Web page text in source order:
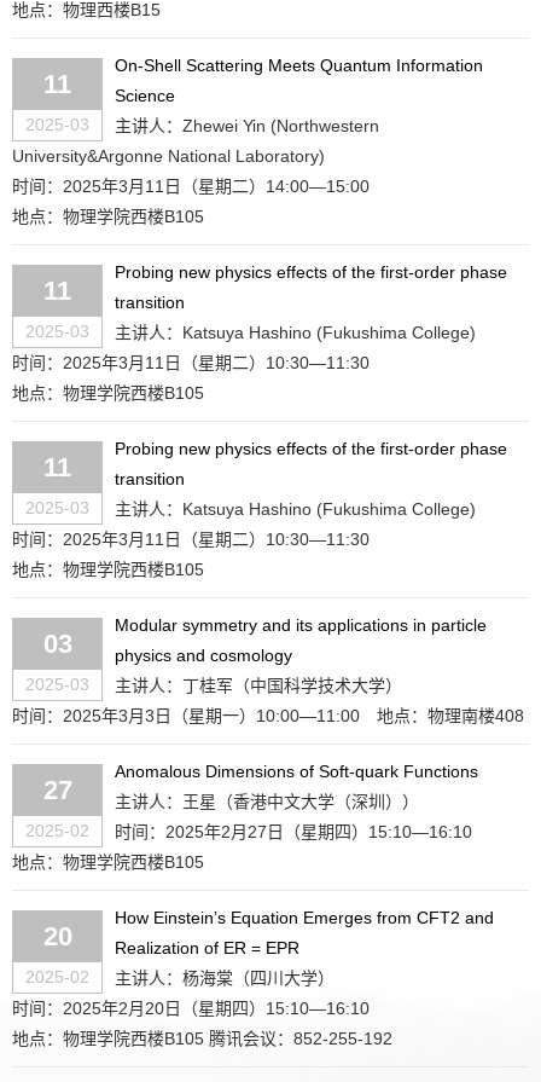
地点：物理西楼B15
11
2025-03
On-Shell Scattering Meets Quantum Information
Science
主讲人：Zhewei Yin (Northwestern
University&Argonne National Laboratory)
时间：2025年3月11日（星期二）14:00—15:00
地点：物理学院西楼B105
11
2025-03
Probing new physics effects of the first-order phase
transition
主讲人：Katsuya Hashino (Fukushima College)
时间：2025年3月11日（星期二）10:30—11:30
地点：物理学院西楼B105
11
2025-03
Probing new physics effects of the first-order phase
transition
主讲人：Katsuya Hashino (Fukushima College)
时间：2025年3月11日（星期二）10:30—11:30
地点：物理学院西楼B105
03
2025-03
Modular symmetry and its applications in particle
physics and cosmology
主讲人：丁桂军（中国科学技术大学）
时间：2025年3月3日（星期一）10:00—11:00
地点：物理南楼408
27
2025-02
Anomalous Dimensions of Soft-quark Functions
主讲人：王星（香港中文大学（深圳））
时间：2025年2月27日（星期四）15:10—16:10
地点：物理学院西楼B105
20
2025-02
How Einstein’s Equation Emerges from CFT2 and
Realization of ER = EPR
主讲人：杨海棠（四川大学）
时间：2025年2月20日（星期四）15:10—16:10
地点：物理学院西楼B105 腾讯会议：852-255-192